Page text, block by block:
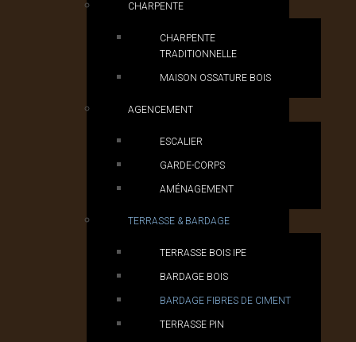
CHARPENTE
CHARPENTE
TRADITIONNELLE
MAISON OSSATURE BOIS
AGENCEMENT
ESCALIER
GARDE-CORPS
AMÉNAGEMENT
TERRASSE & BARDAGE
TERRASSE BOIS IPE
BARDAGE BOIS
BARDAGE FIBRES DE CIMENT
TERRASSE PIN